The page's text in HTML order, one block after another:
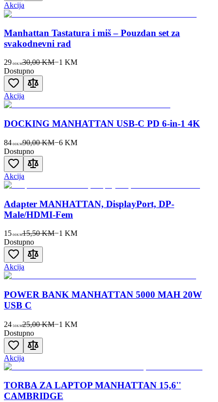
Akcija
Manhattan Tastatura i miš – Pouzdan set za
svakodnevni rad
29 00KM30,00 KM−1 KM
Dostupno
Akcija
DOCKING MANHATTAN USB-C PD 6-in-1 4K
84 00KM90,00 KM−6KM
Dostupno
Akcija
Adapter MANHATTAN, DisplayPort, DP-
Male/HDMI-Fem
15 00KM15,50 KM−1 KM
Dostupno
Akcija
POWER BANK MANHATTAN 5000 MAH 20W
USB C
24 50KM25,00 KM−1 KM
Dostupno
Akcija
TORBA ZA LAPTOP MANHATTAN 15,6''
CAMBRIDGE